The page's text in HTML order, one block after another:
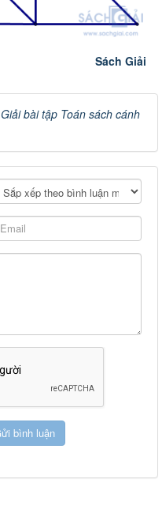
Sách Giải
Giải bài tập Toán sách cánh